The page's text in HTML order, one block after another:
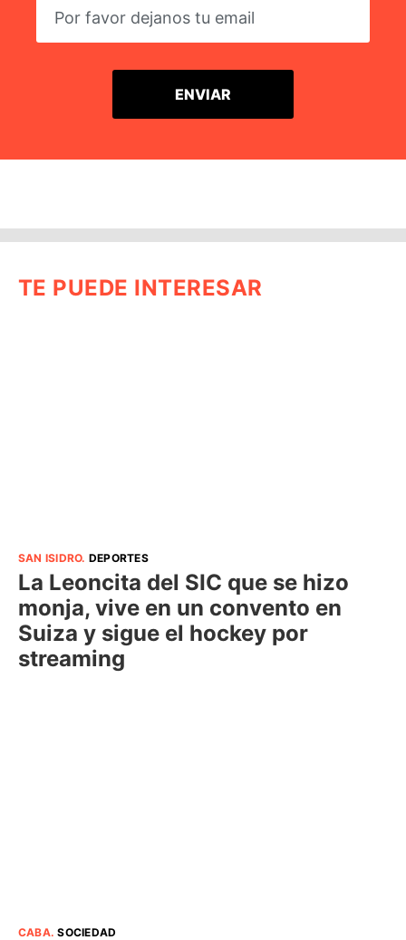
TE PUEDE INTERESAR
SAN ISIDRO. DEPORTES
La Leoncita del SIC que se hizo
monja, vive en un convento en
Suiza y sigue el hockey por
streaming
CABA.SOCIEDAD